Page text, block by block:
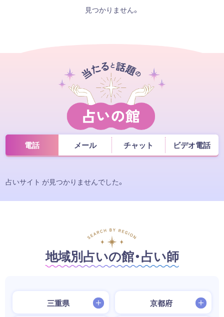
見つかりません。
電話 メール チャット ビデオ電話
占いサイト が見つかりませんでした。
地域別占いの館・占い師
三重県 京都府